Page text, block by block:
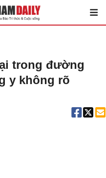
trong đường
y không rõ